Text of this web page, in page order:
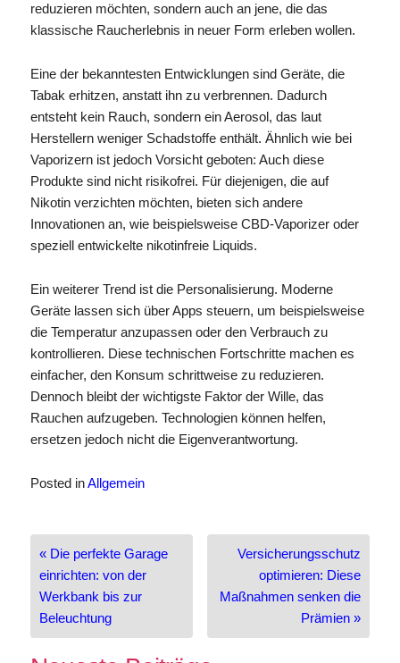
reduzieren möchten, sondern auch an jene, die das
klassische Raucherlebnis in neuer Form erleben wollen.
Eine der bekanntesten Entwicklungen sind Geräte, die
Tabak erhitzen, anstatt ihn zu verbrennen. Dadurch
entsteht kein Rauch, sondern ein Aerosol, das laut
Herstellern weniger Schadstoffe enthält. Ähnlich wie bei
Vaporizern ist jedoch Vorsicht geboten: Auch diese
Produkte sind nicht risikofrei. Für diejenigen, die auf
Nikotin verzichten möchten, bieten sich andere
Innovationen an, wie beispielsweise CBD-Vaporizer oder
speziell entwickelte nikotinfreie Liquids.
Ein weiterer Trend ist die Personalisierung. Moderne
Geräte lassen sich über Apps steuern, um beispielsweise
die Temperatur anzupassen oder den Verbrauch zu
kontrollieren. Diese technischen Fortschritte machen es
einfacher, den Konsum schrittweise zu reduzieren.
Dennoch bleibt der wichtigste Faktor der Wille, das
Rauchen aufzugeben. Technologien können helfen,
ersetzen jedoch nicht die Eigenverantwortung.
Posted inAllgemein
Beitragsnavigation
« Die perfekte Garage
einrichten: von der
Werkbank bis zur
Beleuchtung
Versicherungsschutz
optimieren: Diese
Maßnahmen senken die
Prämien »